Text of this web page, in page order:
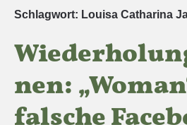
Schlagwort: Louisa Catharina
nen: